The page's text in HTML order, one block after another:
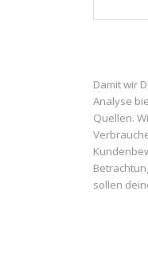
Damit wir
Analyse
Quellen.
sollen